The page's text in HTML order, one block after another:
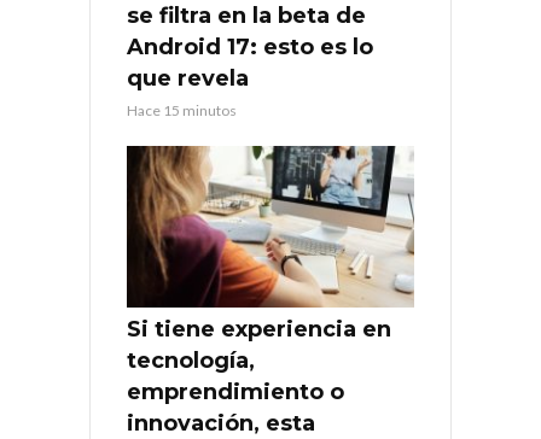
se filtra en la beta de
Android 17: esto es lo
que revela
Hace 15 minutos
Si tiene experiencia en
tecnología,
emprendimiento o
innovación, esta